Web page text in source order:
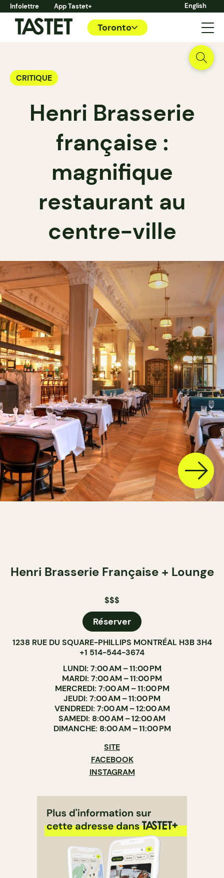
Infolettre App Tastet+ English
Toronto
CRITIQUE
Henri Brasserie
française :
magnifique
restaurant au
centre-ville
Henri Brasserie Française + Lounge
$$$
Réserver
1238 RUE DU SQUARE-PHILLIPS MONTRÉAL H3B 3H4
+1 514-544-3674
LUNDI: 7:00 AM – 11:00 PM
MARDI: 7:00 AM – 11:00 PM
MERCREDI: 7:00 AM – 11:00 PM
JEUDI: 7:00 AM – 11:00 PM
VENDREDI: 7:00 AM – 12:00 AM
SAMEDI: 8:00 AM – 12:00 AM
DIMANCHE: 8:00 AM – 11:00 PM
SITE
FACEBOOK
INSTAGRAM